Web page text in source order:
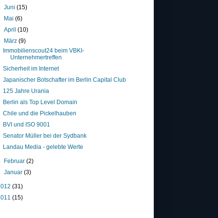
Juni(15)
Mai(6)
April(10)
März(9)
Immobilienscout24 beim VBKI-
Unternehmertreffen
Sicherheit im Internet
Japanischer Botschafter im Berlin Capital Club
125 Jahre Urania
Berlin als Top Level Domain
Chile und die Pickelhauben
BVI und ISO 9001
Senator Müller bei der Sydbank
Landau Media - gelebte Werte
Februar(2)
Januar(3)
(31)
(15)